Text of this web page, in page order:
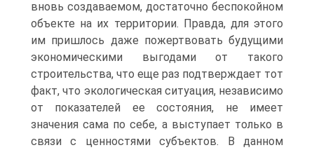
вновь создаваемом, достаточно беспокойном
объекте на их территории. Правда, для этого
им пришлось даже пожертвовать будущими
экономическими выгодами от такого
строительства, что еще раз подтверждает тот
факт, что экологическая ситуация, независимо
от показателей ее состояния, не имеет
значения сама по себе, а выступает только в
связи с ценностями субъектов. В данном